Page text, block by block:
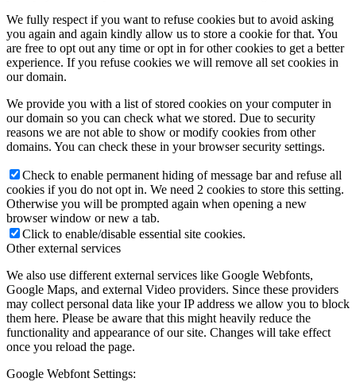
We fully respect if you want to refuse cookies but to avoid asking
you again and again kindly allow us to store a cookie for that. You
are free to opt out any time or opt in for other cookies to get a better
experience. If you refuse cookies we will remove all set cookies in
our domain.
We provide you with a list of stored cookies on your computer in
our domain so you can check what we stored. Due to security
reasons we are not able to show or modify cookies from other
domains. You can check these in your browser security settings.
Check to enable permanent hiding of message bar and refuse all
cookies if you do not opt in. We need 2 cookies to store this setting.
Otherwise you will be prompted again when opening a new
browser window or new a tab.
Click to enable/disable essential site cookies.
Other external services
We also use different external services like Google Webfonts,
Google Maps, and external Video providers. Since these providers
may collect personal data like your IP address we allow you to block
them here. Please be aware that this might heavily reduce the
functionality and appearance of our site. Changes will take effect
once you reload the page.
Google Webfont Settings: